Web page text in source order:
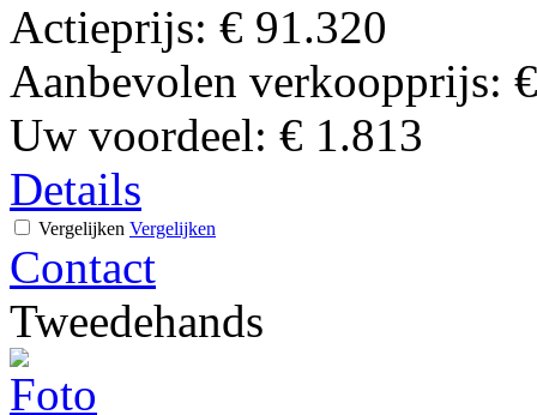
Actieprijs: € 91.320
Aanbevolen verkoopprijs:
Uw voordeel: € 1.813
Details
Vergelijken Vergelijken
Contact
Tweedehands